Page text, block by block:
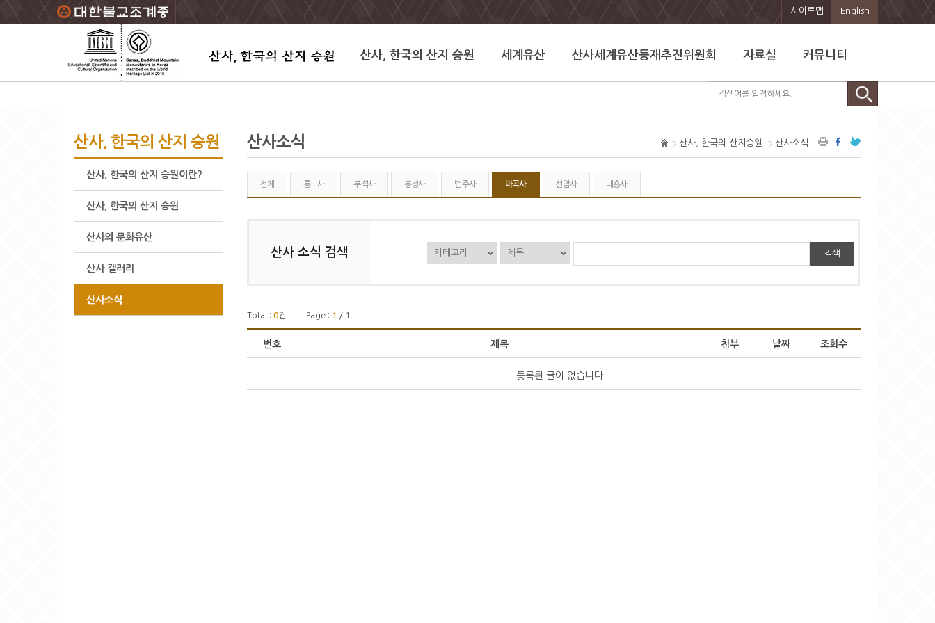
주요메뉴 바로가기
본문 바로가기
하단메뉴 바로가기 사이트맵 English
산사, 한국의 산지 승원 세계유산 산사세계유산등재추진위원회 자료실 커뮤니티
산사, 한국의 산지 승원
산사, 한국의 산지 승원이란?
산사, 한국의 산지 승원
산사의 문화유산
산사 갤러리
산사소식
산사소식 산사, 한국의 산지승원 산사소식
전체 통도사 부석사 봉정사 법주사 마곡사 선암사 대흥사
산사 소식 검색 검색
Total : 0건 Page : 1 / 1
번호 제목 첨부 날짜 조회수
등록된 글이 없습니다.